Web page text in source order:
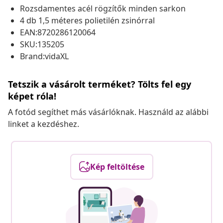
Rozsdamentes acél rögzítők minden sarkon
4 db 1,5 méteres polietilén zsinórral
EAN:8720286120064
SKU:135205
Brand:vidaXL
Tetszik a vásárolt terméket? Tölts fel egy
képet róla!
A fotód segíthet más vásárlóknak. Használd az alábbi
linket a kezdéshez.
Kép feltöltése